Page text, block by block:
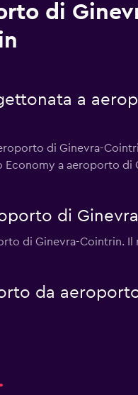
di
a
di Ginevra-
a aeroporto di
di
di Ginevra-Cointrin.
da